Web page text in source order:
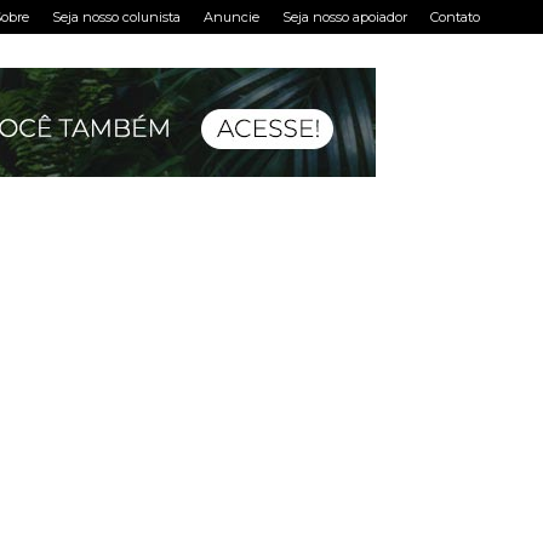
Seja nosso colunista Anuncie Seja nosso apoiador Contato